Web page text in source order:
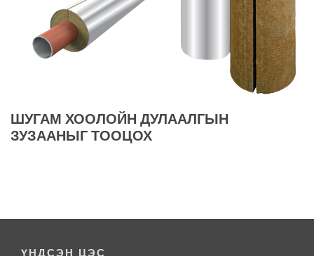
ШУГАМ ХООЛОЙН ДУЛААЛГЫН
ЗУЗААНЫГ ТООЦОХ
ҮНДСЭН ЦЭС